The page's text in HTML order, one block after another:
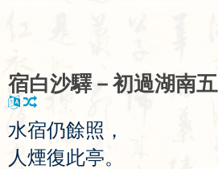
宿白沙驛－ 初過湖南五
水宿仍餘照 ，
人煙復此亭。